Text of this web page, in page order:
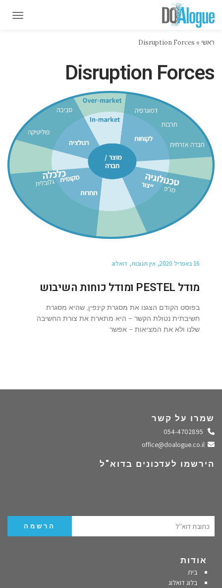
ראשי »
Disruption Forces
Disruption Forces
16 באפריל 2020 אין תגובות דואלוג
מודל PESTEL ומודל כוחות השיבוש
בפוסט הקודם הצגנו את מסגרת קינפין, שהיא מסגרת
חשיבתית נטולת הקשר – היא מתארת את צורת החשיבה
שלנו ולא את המציאות – אפשר
שמרו על קשר
התקשרו אלינו
שלחו מייל
הירשמו לעדכונים בדוא"ל
אודות
בית
בלוג דואלוג